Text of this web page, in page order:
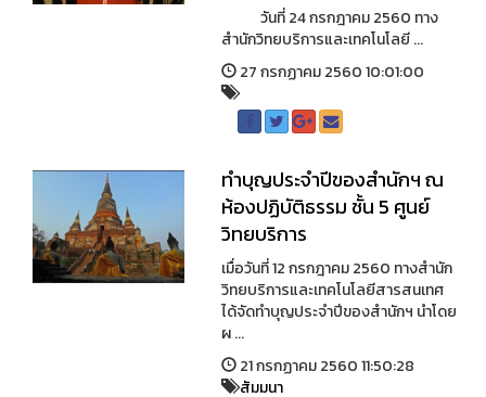
วันที่ 24 กรกฎาคม 2560 ทาง
สำนักวิทยบริการและเทคโนโลยี ...
27 กรกฏาคม 2560 10:01:00
ทำบุญประจำปีของสำนักฯ ณ
ห้องปฏิบัติธรรม ชั้น 5 ศูนย์
วิทยบริการ
เมื่อวันที่ 12 กรกฎาคม 2560 ทางสำนัก
วิทยบริการและเทคโนโลยีสารสนเทศ
ได้จัดทำบุญประจำปีของสำนักฯ นำโดย
ผ ...
21 กรกฏาคม 2560 11:50:28
สัมมนา